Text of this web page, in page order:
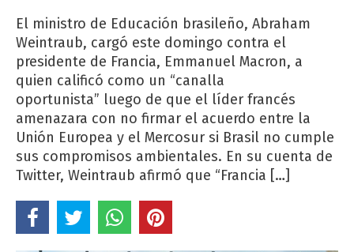
El ministro de Educación brasileño, Abraham
Weintraub, cargó este domingo contra el
presidente de Francia, Emmanuel Macron, a
quien calificó como un “canalla
oportunista” luego de que el líder francés
amenazara con no firmar el acuerdo entre la
Unión Europea y el Mercosur si Brasil no cumple
sus compromisos ambientales. En su cuenta de
Twitter, Weintraub afirmó que “Francia […]